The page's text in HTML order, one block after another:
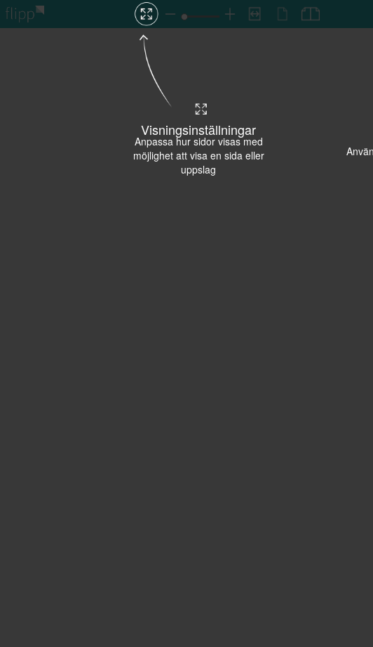
Visningsinställningar
Anpassa hur sidor visas med
möjlighet att visa en sida eller
uppslag